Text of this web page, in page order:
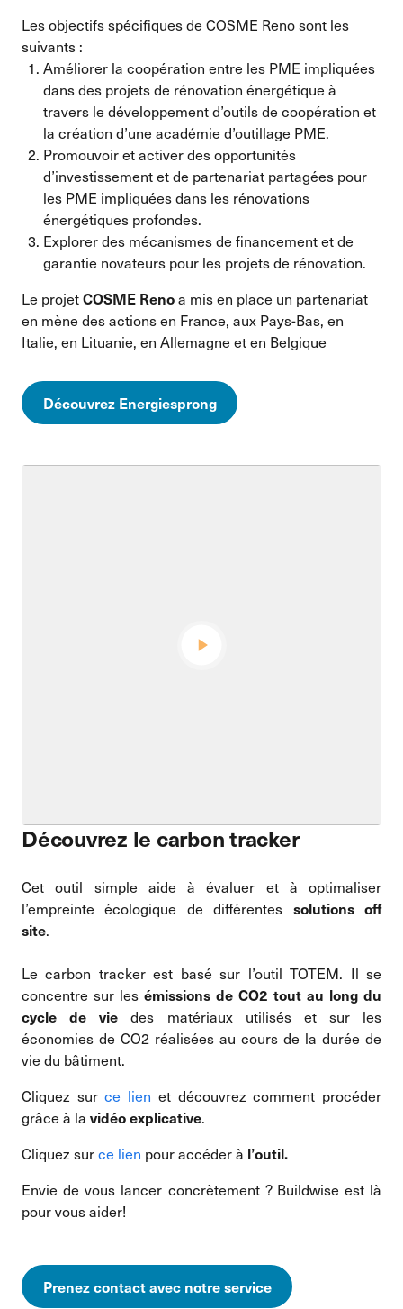
Les objectifs spécifiques de COSME Reno sont les
suivants :
Améliorer la coopération entre les PME impliquées
dans des projets de rénovation énergétique à
travers le développement d’outils de coopération et
la création d’une académie d’outillage PME.
Promouvoir et activer des opportunités
d’investissement et de partenariat partagées pour
les PME impliquées dans les rénovations
énergétiques profondes.
Explorer des mécanismes de financement et de
garantie novateurs pour les projets de rénovation.
Le projetCOSME Renoa mis en place un partenariat
en mène des actions en France, aux Pays-Bas, en
Italie, en Lituanie, en Allemagne et en Belgique
Découvrez Energiesprong
Découvrez le carbon tracker
Cet outil simple aide à évaluer et à optimaliser
l’empreinte écologique de différentes solutions off
site.
Le carbon tracker est basé sur l’outil TOTEM. Il se
concentre sur les émissions de CO2 tout au long du
cycle de vie des matériaux utilisés et sur les
économies de CO2 réalisées au cours de la durée de
vie du bâtiment.
Cliquez surce lien et découvrez comment procéder
grâce à la vidéo explicative.
Cliquez surce lien pour accéder à l’outil.
Envie de vous lancer concrètement ? Buildwise est là
pour vous aider!
Prenez contact avec notre service